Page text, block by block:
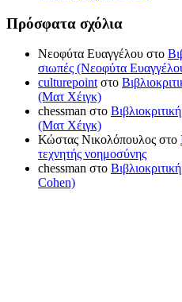
Πρόσφατα σχόλια
Νεοφύτα Ευαγγέλου στο
σιωπές (Νεοφύτα
culturepointστο
(Ματ Χέιγκ)
chessman στο
(Ματ Χέιγκ)
Κώστας Νικολόπουλος στο
τεχνητής νοημοσύνης
chessman στο
Cohen)